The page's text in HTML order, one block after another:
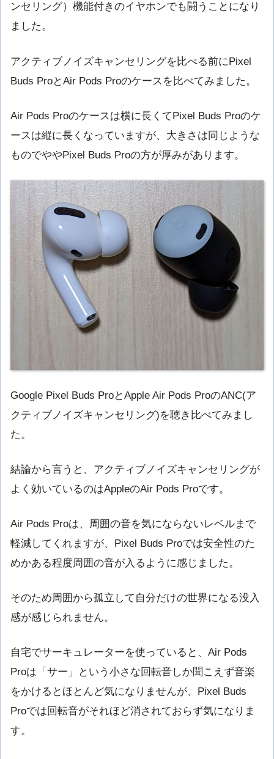
ンセリング）機能付きのイヤホンでも闘うことになり
ました。
アクティブノイズキャンセリングを比べる前にPixel
Buds ProとAir Pods Proのケースを比べてみました。
Air Pods Proのケースは横に長くてPixel Buds Proのケ
ースは縦に長くなっていますが、大きさは同じような
ものでややPixel Buds Proの方が厚みがあります。
Google Pixel Buds ProとApple Air Pods ProのANC(ア
クティブノイズキャンセリング)を聴き比べてみまし
た。
結論から言うと、アクティブノイズキャンセリングが
よく効いているのはAppleのAir Pods Proです。
Air Pods Proは、周囲の音を気にならないレベルまで
軽減してくれますが、Pixel Buds Proでは安全性のた
めかある程度周囲の音が入るように感じました。
そのため周囲から孤立して自分だけの世界になる没入
感が感じられません。
自宅でサーキュレーターを使っていると、Air Pods
Proは「サー」という小さな回転音しか聞こえず音楽
をかけるとほとんど気になりませんが、Pixel Buds
Proでは回転音がそれほど消されておらず気になりま
す。